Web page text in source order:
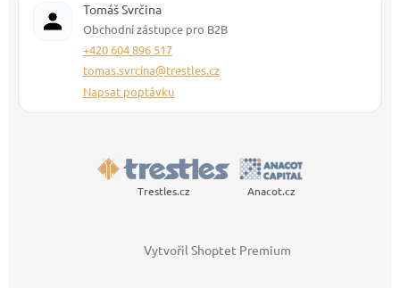
Tomáš Svrčina
Obchodní zástupce pro B2B
+420 604 896 517
tomas.svrcina@trestles.cz
Napsat poptávku
Trestles.cz Anacot.cz
Vytvořil Shoptet Premium